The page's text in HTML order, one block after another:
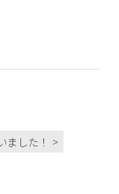
ました！ >